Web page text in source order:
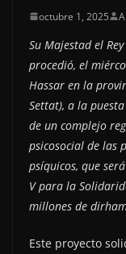
octubre 1, 2025
Su Majestad el
procedió, el
Hassar en la
Settat), a la
de un complejo
psicosocial de las
psíquicos, que
V para la
millones de
Este proyecto